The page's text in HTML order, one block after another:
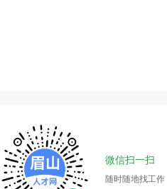
微信扫一扫
随时随地找工作